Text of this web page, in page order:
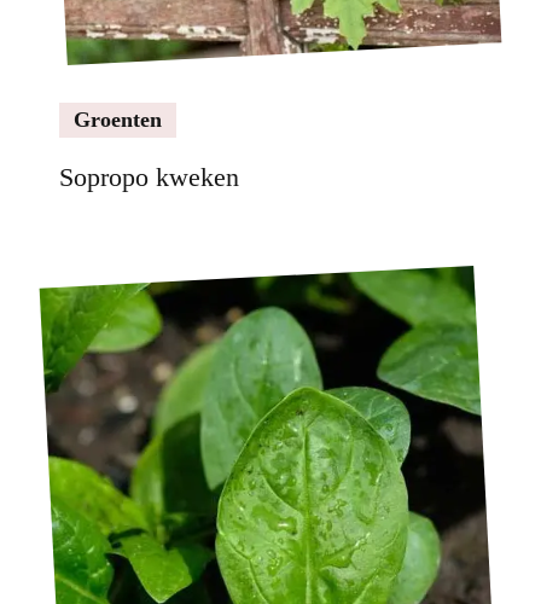
Groenten
Sopropo kweken